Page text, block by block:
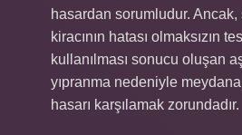
hasardan sorumludur. Ancak,
kiracının hatası olmaksızın
kullanılması sonucu oluşan
yıpranma nedeniyle
hasarı karşılamak zorundadır.